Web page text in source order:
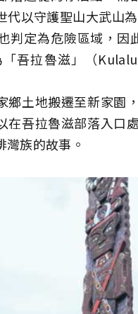
代以守護聖山大武山
判定為危險區域，
吾拉魯滋」（
鄉土地搬遷至新家園
在吾拉魯滋部落入口
族的故事。